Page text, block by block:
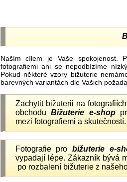
Naším cílem je Vaše spokojenost.
fotografiemi ani se nepodbízíme
Pokud některé vzory bižuterie
barevných variantách dle Vašich
Zachytit bižuterii na
obchoduBižuterie e-shop
mezi fotografiemi a skutečností.
Fotografie probižuterie e-
vypadají lépe. Zákazník bývá
po rozbalení bižuterie z